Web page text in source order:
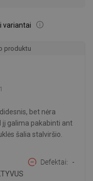
variantai
produktu
bet nėra
jį galima pakabinti ant
šalia stalviršio.
Defektai -